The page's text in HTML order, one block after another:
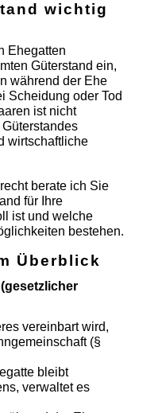
wichtig
Ehegatten
Güterstand ein,
während der Ehe
Scheidung oder Tod
ist nicht
wirtschaftliche
berate ich Sie
für Ihre
ist und welche
bestehen.
Überblick
vereinbart wird,
(§
bleibt
verwaltet es